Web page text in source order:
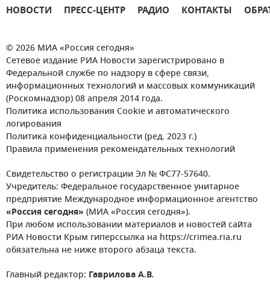
НОВОСТИ ПРЕСС-ЦЕНТР РАДИО КОНТАКТЫ
© 2026 МИА «Россия сегодня»
Сетевое издание РИА Новости зарегистрировано в
Федеральной службе по надзору в сфере связи,
информационных технологий и массовых коммуникаций
(Роскомнадзор) 08 апреля 2014 года.
Политика использования Cookie и автоматического
логирования
Политика конфиденциальности (ред. 2023 г.)
Правила применения рекомендательных технологий
Свидетельство о регистрации Эл № ФС77-57640.
Учредитель: Федеральное государственное унитарное
предприятие Международное информационное агентство
«Россия сегодня» (МИА «Россия сегодня»).
При любом использовании материалов и новостей сайта
РИА Новости Крым гиперссылка на https://crimea.ria.ru
обязательна не ниже второго абзаца текста.
Главный редактор: Гаврилова А.В.